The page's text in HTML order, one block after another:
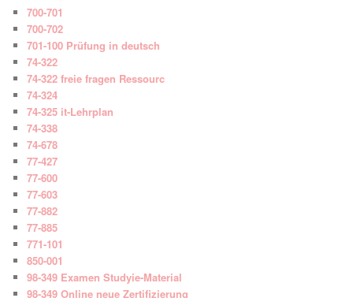
700-701
700-702
701-100 Prüfung in deutsch
74-322
74-322 freie fragen Ressourc
74-324
74-325 it-Lehrplan
74-338
74-678
77-427
77-600
77-603
77-882
77-885
771-101
850-001
98-349 Examen Studyie-Material
98-349 Online neue Zertifizierung